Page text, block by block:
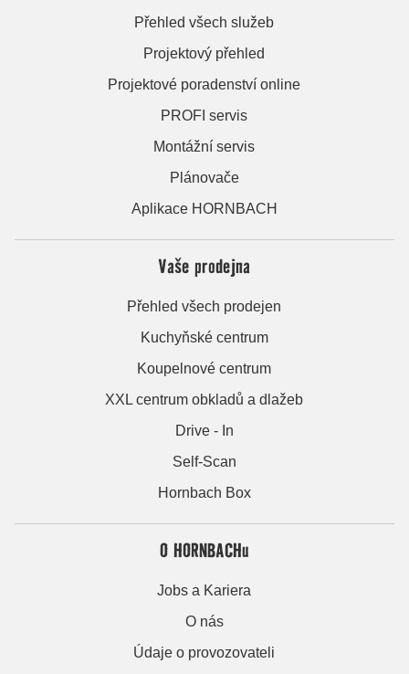
Přehled všech služeb
Projektový přehled
Projektové poradenství online
PROFI servis
Montážní servis
Plánovače
Aplikace HORNBACH
Vaše prodejna
Přehled všech prodejen
Kuchyňské centrum
Koupelnové centrum
XXL centrum obkladů a dlažeb
Drive - In
Self-Scan
Hornbach Box
O HORNBACHu
Jobs a Kariera
O nás
Údaje o provozovateli